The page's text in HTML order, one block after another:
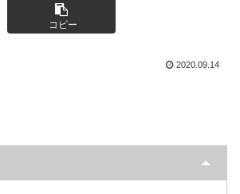
コピー
2020.09.14